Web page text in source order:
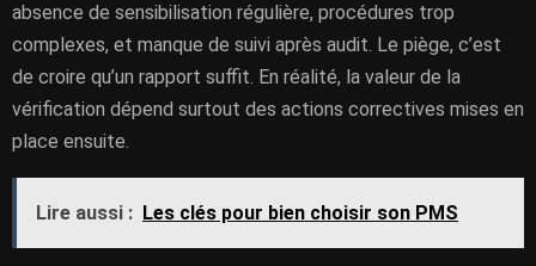
absence de sensibilisation régulière, procédures trop
complexes, et manque de suivi après audit. Le piège, c’est
de croire qu’un rapport suffit. En réalité, la valeur de la
vérification dépend surtout des actions correctives mises en
place ensuite.
Lire aussi : Les clés pour bien choisir son PMS